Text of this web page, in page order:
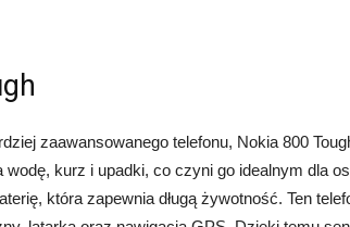
zaawansowanego telefonu, Nokia 800
wodę, kurz i upadki, co czyni go idealnym dla
która zapewnia długą żywotność. Ten